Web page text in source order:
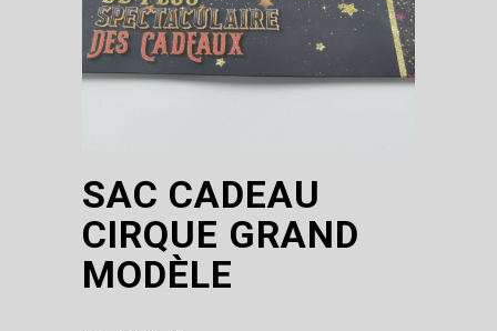
SAC CADEAU
CIRQUE GRAND
MODÈLE